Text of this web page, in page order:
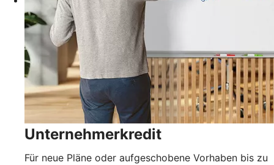
Unternehmerkredit
Für neue Pläne oder aufgeschobene Vorhaben bis zu